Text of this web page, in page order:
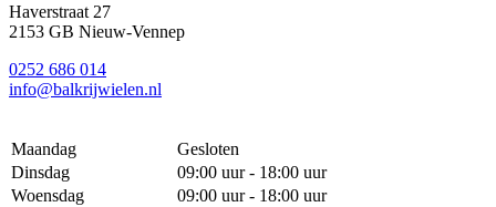
Haverstraat 27
2153 GB Nieuw-Vennep
0252 686 014
info@balkrijwielen.nl
Maandag
Gesloten
Dinsdag
09:00 uur - 18:00 uur
Woensdag
09:00 uur - 18:00 uur